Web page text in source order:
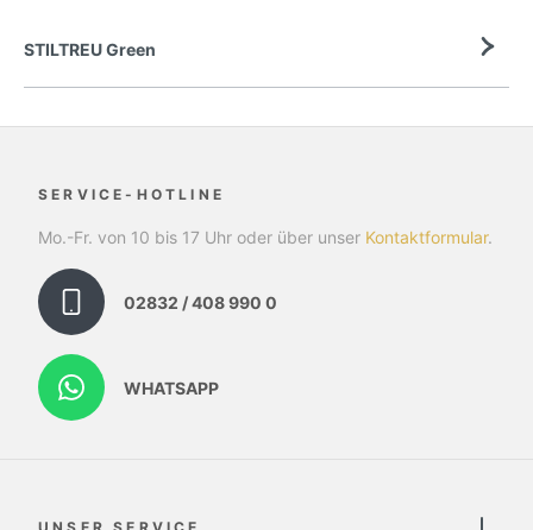
STILTREU Green
SERVICE-HOTLINE
Mo.-Fr. von 10 bis 17 Uhr oder über unser Kontaktformular.
02832 / 408 990 0
WHATSAPP